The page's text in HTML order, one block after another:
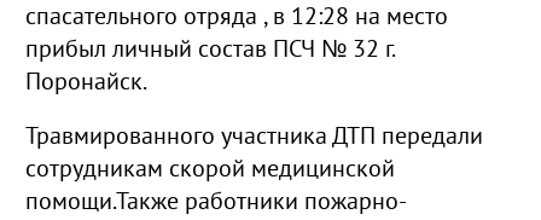
спасательного отряда , в 12:28 на место
прибыл личный состав ПСЧ № 32 г.
Поронайск.
Травмированного участника ДТП передали
сотрудникам скорой медицинской
помощи.Также работники пожарно-